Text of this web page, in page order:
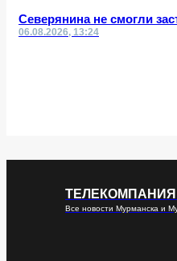
Северянина не смогли
06.08.2026, 13:24
ТЕЛЕКОМПАНИЯ
Все новости Мурманска и